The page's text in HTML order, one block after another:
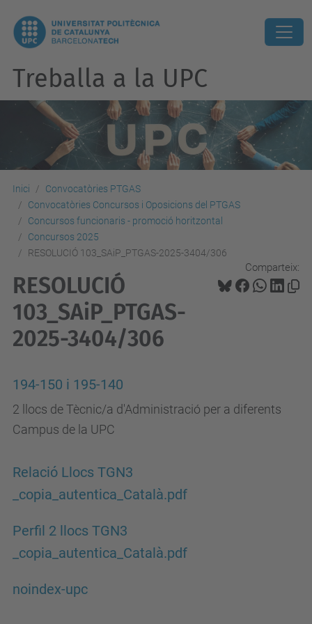
Treballa a la UPC
Inici
Convocatòries PTGAS
Convocatòries Concursos i Oposicions del PTGAS
Concursos funcionaris - promoció horitzontal
Concursos 2025
RESOLUCIÓ 103_SAiP_PTGAS-2025-3404/306
Comparteix:
RESOLUCIÓ
103_SAiP_PTGAS-
2025-3404/306
194-150 i 195-140
2 llocs de Tècnic/a d'Administració per a diferents
Campus de la UPC
Relació Llocs TGN3
_copia_autentica_Català.pdf
Perfil 2 llocs TGN3
_copia_autentica_Català.pdf
noindex-upc